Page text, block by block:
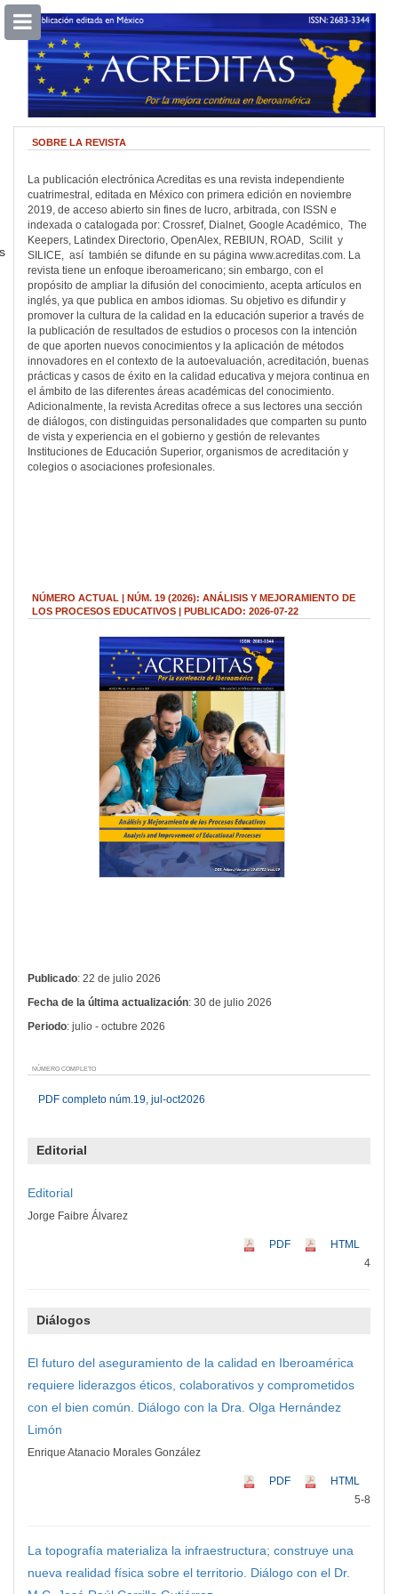
##plugins.themes.bootstrap3.accessible_menu.main_navigation##
##plugins.themes.bootstrap3.accessible_menu.main_content##
##plugins.themes.bootstrap3.accessible_menu.sidebar##
SOBRE LA REVISTA
La publicación electrónica Acreditas es una revista independiente
cuatrimestral, editada en México con primera edición en noviembre
2019, de acceso abierto sin fines de lucro, arbitrada, con ISSN e
indexada o catalogada por: Crossref, Dialnet, Google Académico, The
Keepers, Latindex Directorio, OpenAlex, REBIUN, ROAD, Scilit y
SILICE, así también se difunde en su página www.acreditas.com. La
revista tiene un enfoque iberoamericano; sin embargo, con el
propósito de ampliar la difusión del conocimiento, acepta artículos en
inglés, ya que publica en ambos idiomas. Su objetivo es difundir y
promover la cultura de la calidad en la educación superior a través de
la publicación de resultados de estudios o procesos con la intención
de que aporten nuevos conocimientos y la aplicación de métodos
innovadores en el contexto de la autoevaluación, acreditación, buenas
prácticas y casos de éxito en la calidad educativa y mejora continua en
el ámbito de las diferentes áreas académicas del conocimiento.
Adicionalmente, la revista Acreditas ofrece a sus lectores una sección
de diálogos, con distinguidas personalidades que comparten su punto
de vista y experiencia en el gobierno y gestión de relevantes
Instituciones de Educación Superior, organismos de acreditación y
colegios o asociaciones profesionales.
NÚMERO ACTUAL | NÚM. 19 (2026): ANÁLISIS Y MEJORAMIENTO DE
LOS PROCESOS EDUCATIVOS |
PUBLICADO: 2026-07-22
Publicado: 22 de julio 2026
Fecha de la última actualización: 30 de julio 2026
Periodo: julio - octubre 2026
NÚMERO COMPLETO
PDF completo núm.19, jul-oct2026
Editorial
Editorial
Jorge Faibre Álvarez
PDF
HTML
4
Diálogos
El futuro del aseguramiento de la calidad en Iberoamérica
requiere liderazgos éticos, colaborativos y comprometidos
con el bien común. Diálogo con la Dra. Olga Hernández
Limón
Enrique Atanacio Morales González
PDF
HTML
5-8
La topografía materializa la infraestructura; construye una
nueva realidad física sobre el territorio. Diálogo con el Dr.